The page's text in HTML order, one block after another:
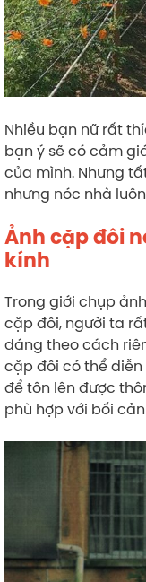
Nhiều bạn nữ rất
bạn ý sẽ có cảm
của mình. Nhưng
nhưng nóc nhà
Ảnh cặp đôi
kính
Trong giới chụp
cặp đôi, người ta
dáng theo cách
cặp đôi có thể
để tôn lên được
phù hợp với bối